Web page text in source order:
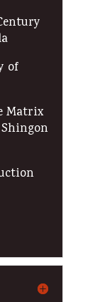
of
Matrix